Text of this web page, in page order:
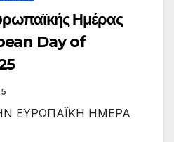
Ημέρας
Day of
ΕΥΡΩΠΑΪΚΗ ΗΜΕΡΑ